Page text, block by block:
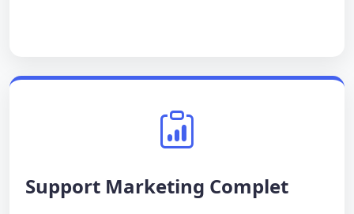
Support Marketing Complet